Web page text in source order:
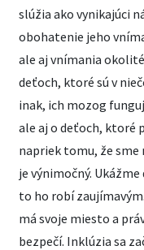
slúžia ako vynikajúci
obohatenie jeho
ale aj vnímania
deťoch, ktoré sú v
inak, ich mozog
ale aj o deťoch, ktoré
napriek tomu, že sme
je výnimočný.
to ho robí
má svoje miesto a
bezpečí. Inklúzia sa